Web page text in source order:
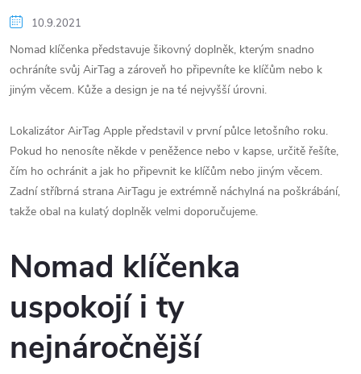
10.9.2021
Nomad klíčenka představuje šikovný doplněk, kterým snadno
ochráníte svůj AirTag a zároveň ho připevníte ke klíčům nebo k
jiným věcem. Kůže a design je na té nejvyšší úrovni.
Lokalizátor AirTag Apple představil v první půlce letošního roku.
Pokud ho nenosíte někde v peněžence nebo v kapse, určitě řešíte,
čím ho ochránit a jak ho připevnit ke klíčům nebo jiným věcem.
Zadní stříbrná strana AirTagu je extrémně náchylná na poškrábání,
takže obal na kulatý doplněk velmi doporučujeme.
Nomad klíčenka
uspokojí i ty
nejnáročnější